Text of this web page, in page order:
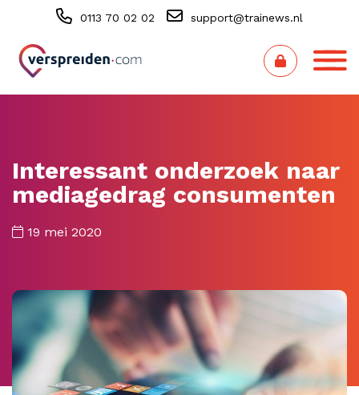
0113 70 02 02 support@trainews.nl
Interessant onderzoek naar
mediagedrag consumenten
19 mei 2020